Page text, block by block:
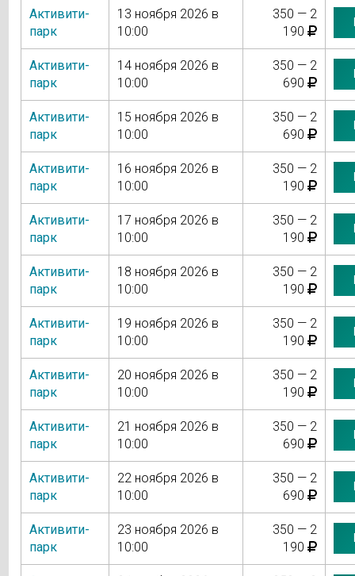
Активити-
парк
13 ноября 2026 в
10:00
350 — 2
190
Активити-
парк
14 ноября 2026 в
10:00
350 — 2
690
Активити-
парк
15 ноября 2026 в
10:00
350 — 2
690
Активити-
парк
16 ноября 2026 в
10:00
350 — 2
190
Активити-
парк
17 ноября 2026 в
10:00
350 — 2
190
Активити-
парк
18 ноября 2026 в
10:00
350 — 2
190
Активити-
парк
19 ноября 2026 в
10:00
350 — 2
190
Активити-
парк
20 ноября 2026 в
10:00
350 — 2
190
Активити-
парк
21 ноября 2026 в
10:00
350 — 2
690
Активити-
парк
22 ноября 2026 в
10:00
350 — 2
690
Активити-
парк
23 ноября 2026 в
10:00
350 — 2
190